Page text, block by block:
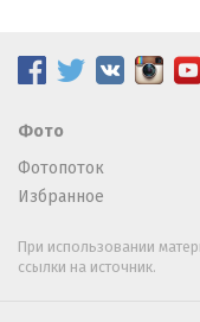
Фото
Фотопоток
Избранное
При использовании
ссылки на источник.